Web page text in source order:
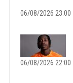
06/08/2026 23:00
06/08/2026 22:00